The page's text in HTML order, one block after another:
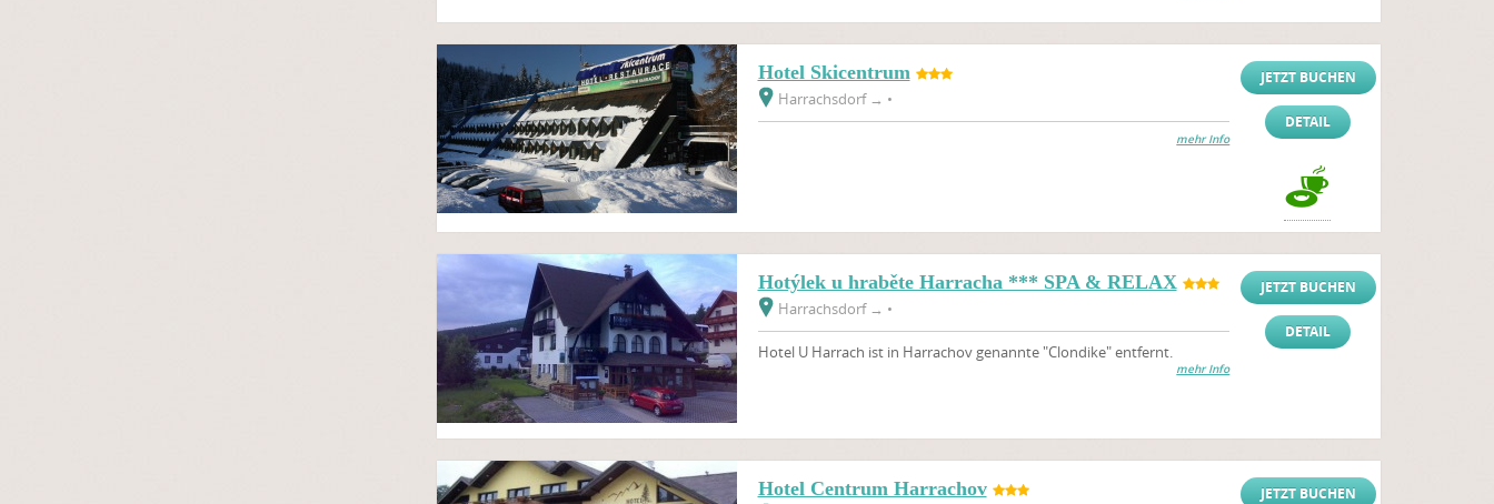
Hotel Skicentrum
Harrachsdorf → •
mehr Info
JETZT BUCHEN
DETAIL
Hotýlek u hraběte Harracha *** SPA & RELAX
Harrachsdorf → •
Hotel U Harrach ist in Harrachov genannte "Clondike" entfernt.
mehr Info
JETZT BUCHEN
DETAIL
Hotel Centrum Harrachov JETZT BUCHEN